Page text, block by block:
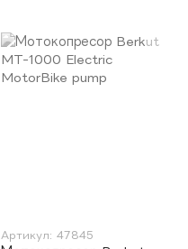
Артикул: 47845